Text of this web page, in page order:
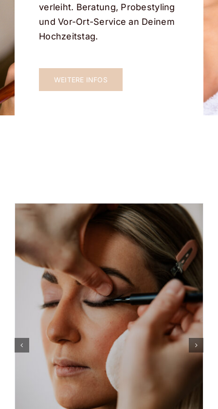
verleiht. Beratung, Probestyling
und Vor-Ort-Service an Deinem
Hochzeitstag.
WEITERE INFOS